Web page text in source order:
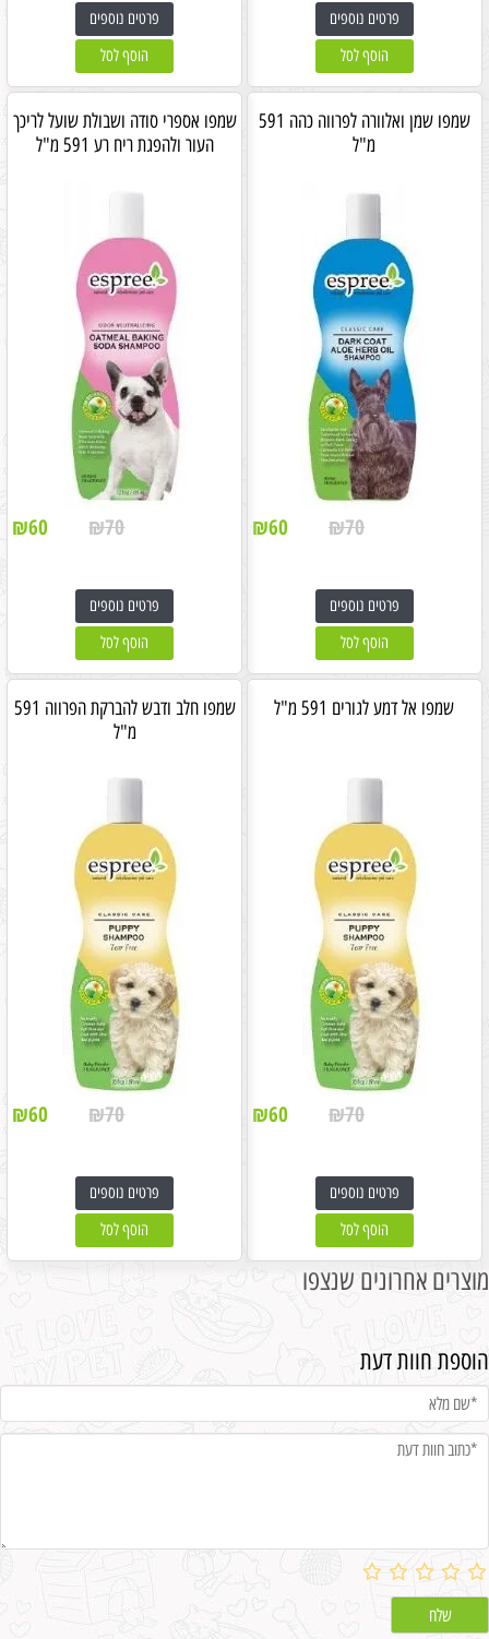
פרטים נוספים
הוסף לסל
פרטים נוספים
הוסף לסל
שמפו שמן ואלוורה לפרווה כהה 591
מ"ל
₪70
₪60
פרטים נוספים
הוסף לסל
שמפו אספרי סודה ושבולת שועל לריכך
העור ולהפגת ריח רע 591 מ"ל
₪70
₪60
פרטים נוספים
הוסף לסל
שמפו אל דמע לגורים 591 מ"ל
₪70
₪60
פרטים נוספים
הוסף לסל
שמפו חלב ודבש להברקת הפרווה 591
מ"ל
₪70
₪60
פרטים נוספים
הוסף לסל
מוצרים אחרונים שנצפו
הוספת חוות דעת